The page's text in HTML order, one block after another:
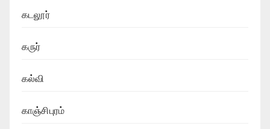
கடலூர்
கருர்
கல்வி
காஞ்சிபுரம்